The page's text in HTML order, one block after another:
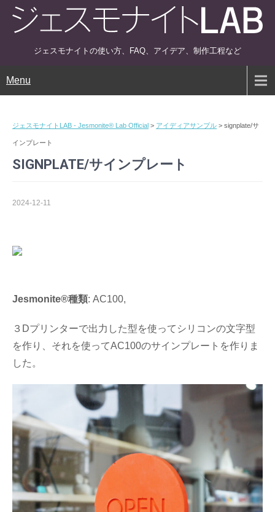
ジェスモナイトの使い方、FAQ、アイデア、制作工程など
Menu
ジェスモナイトLAB - Jesmonite® Lab Official > アイディアサンプル > signplate/サ
インプレート
SIGNPLATE/サインプレート
2024-12-11
Jesmonite®種類: AC100,
３Dプリンターで出力した型を使ってシリコンの文字型
を作り、それを使ってAC100のサインプレートを作りま
した。